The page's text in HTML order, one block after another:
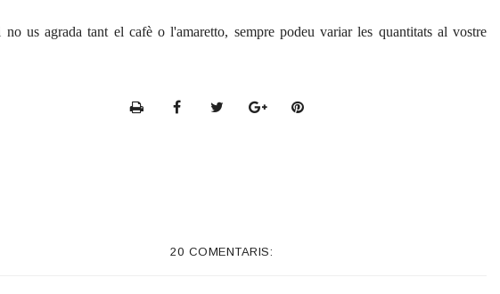
no us agrada tant el cafè o l'amaretto, sempre podeu variar les quantitats al vostre
20 COMENTARIS: